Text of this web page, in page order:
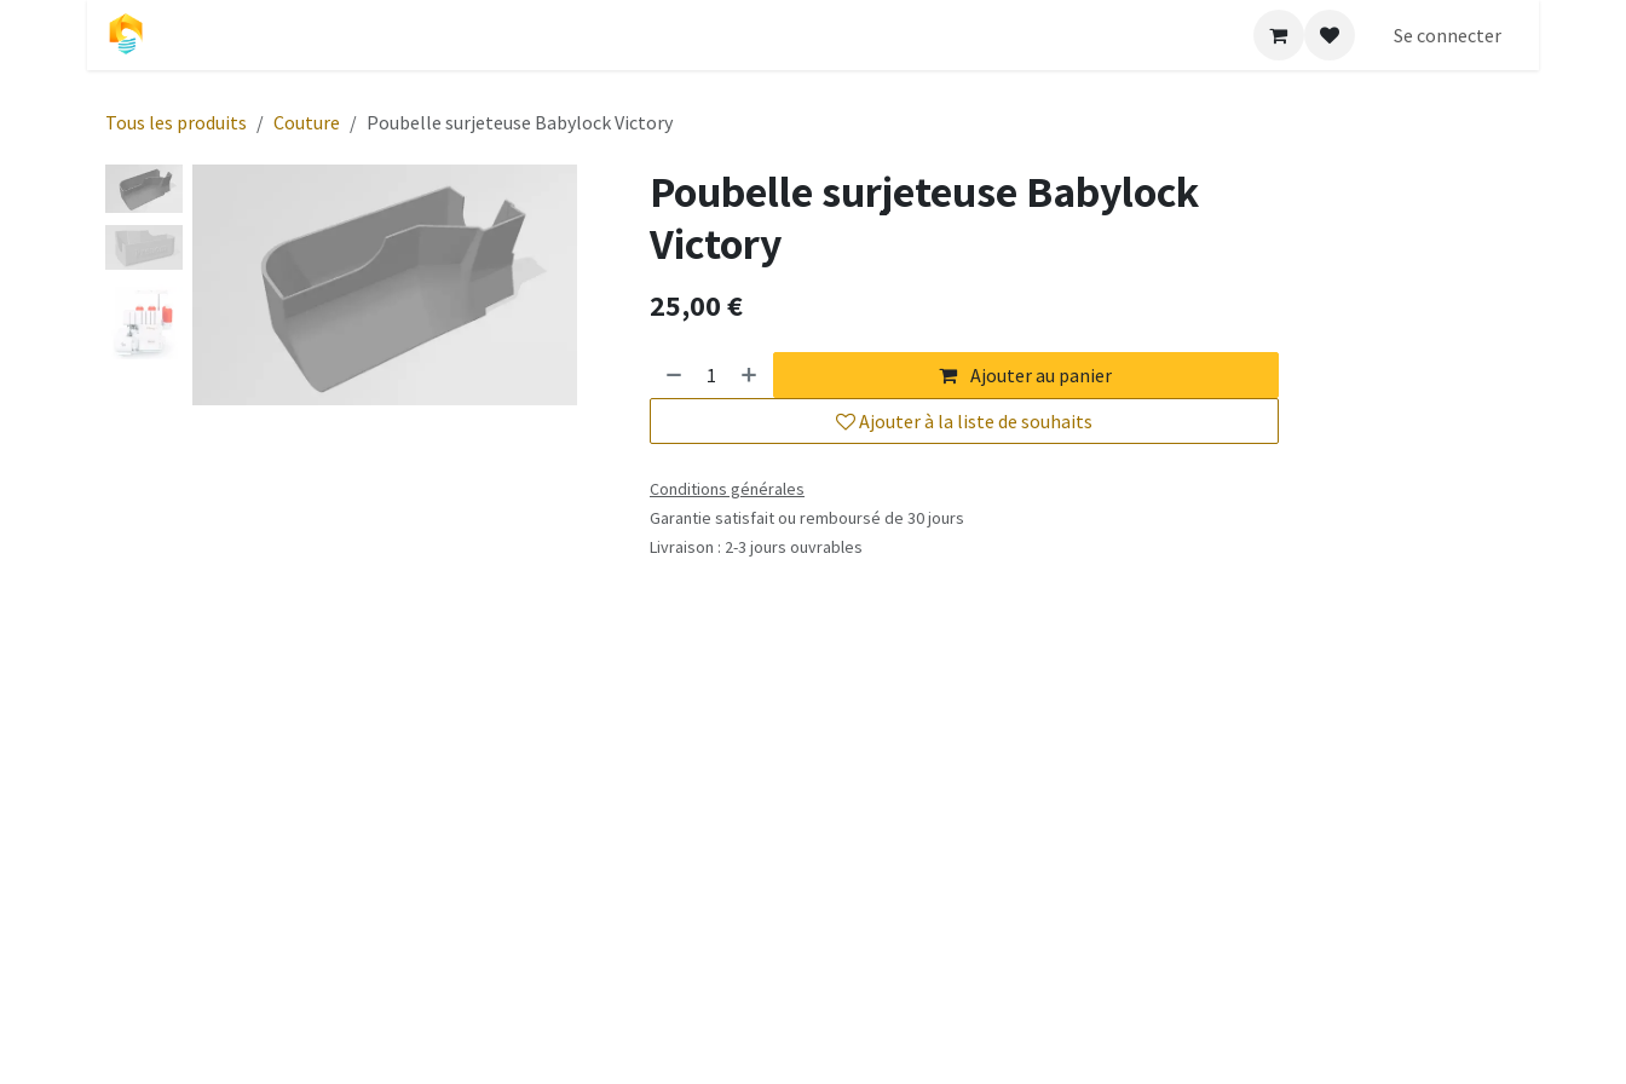
Se rendre au contenu
Se connecter
Tous les produits Couture Poubelle surjeteuse Babylock Victory
Poubelle surjeteuse Babylock
Victory
25,00€
Ajouter au panier
Ajouter à la liste de souhaits
Conditions générales
Garantie satisfait ou remboursé de 30 jours
Livraison : 2-3 jours ouvrables